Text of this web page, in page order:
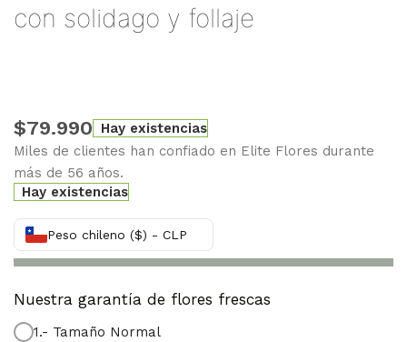
con solidago y follaje
$79.990
Hay existencias
Miles de clientes han confiado en Elite Flores durante
más de 56 años.
Hay existencias
Peso chileno ($) - CLP
Nuestra garantía de flores frescas
1.- Tamaño Normal